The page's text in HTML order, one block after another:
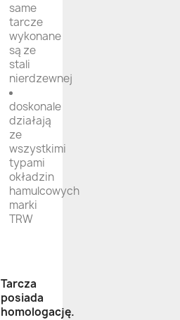
same
tarcze
wykonane
są ze
stali
nierdzewnej
doskonale
działają
ze
wszystkimi
typami
okładzin
hamulcowych
marki
TRW
Tarcza
posiada
homologację.